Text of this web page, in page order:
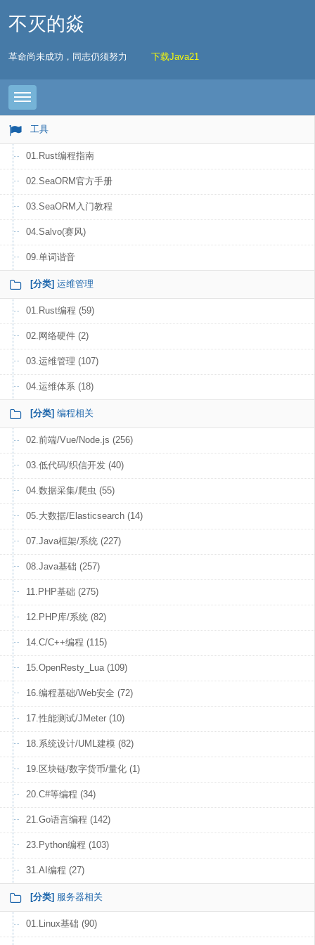
不灭的焱
革命尚未成功，同志仍须努力 下载Java21
Toggle navigation
工具
01.Rust编程指南
02.SeaORM官方手册
03.SeaORM入门教程
04.Salvo(赛风)
09.单词谐音
[分类] 运维管理
01.Rust编程 (59)
02.网络硬件 (2)
03.运维管理 (107)
04.运维体系 (18)
[分类] 编程相关
02.前端/Vue/Node.js (256)
03.低代码/织信开发 (40)
04.数据采集/爬虫 (55)
05.大数据/Elasticsearch (14)
07.Java框架/系统 (227)
08.Java基础 (257)
11.PHP基础 (275)
12.PHP库/系统 (82)
14.C/C++编程 (115)
15.OpenResty_Lua (109)
16.编程基础/Web安全 (72)
17.性能测试/JMeter (10)
18.系统设计/UML建模 (82)
19.区块链/数字货币/量化 (1)
20.C#等编程 (34)
21.Go语言编程 (142)
23.Python编程 (103)
31.AI编程 (27)
[分类] 服务器相关
01.Linux基础 (90)